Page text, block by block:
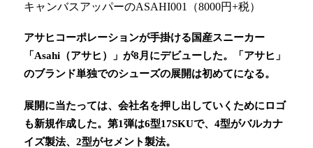
キャンバスアッパーのASAHI001（8000円+税）
アサヒコーポレーションが手掛ける国産スニーカー
「Asahi（アサヒ）」が8月にデビューした。「アサヒ」
のブランド単独でのシューズの展開は初めてになる。
展開に当たっては、会社名を押し出していくためにロゴ
も新規作成した。第1弾は6型17SKUで、4型がバルカナ
イズ製法、2型がセメント製法。